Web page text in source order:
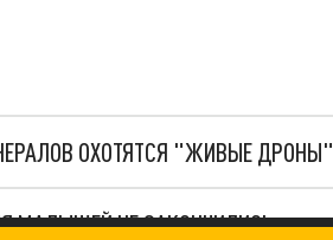
ОХОТЯТСЯ "ЖИВЫЕ ДРОНЫ"
МАЛЫШЕЙ НЕ ЗАКОНЧИЛИСЬ